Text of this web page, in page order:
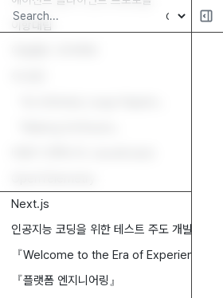
Next.js
인공지능 코딩을 위한 테스트 주도 개발
『Welcome to the Era of Experience』
『플랫폼 엔지니어링』